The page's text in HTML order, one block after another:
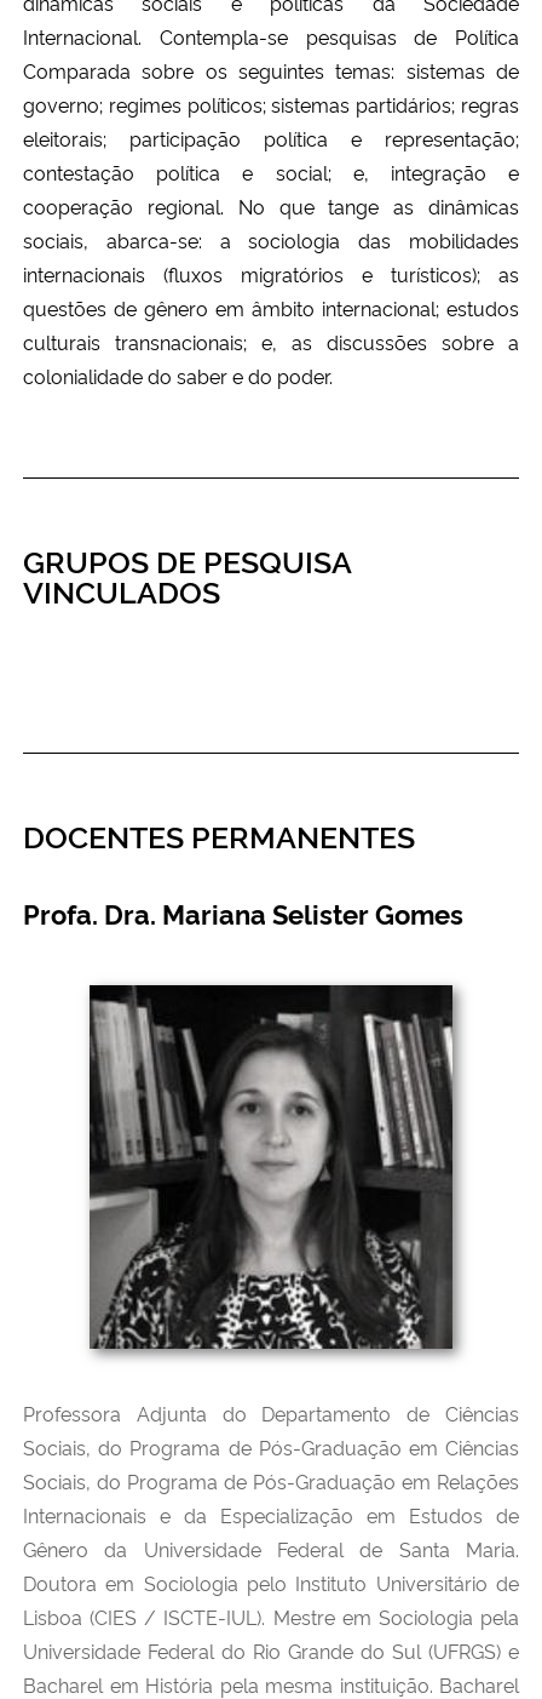
Ministério da Saúde
Ministério de Minas e Energia
Ministério da Ciência, Tecnologia, Inovações e Comunicações
Ministério do Meio Ambiente
Ministério do Turismo
Secretaria-Geral
Banco Central do Brasil
Planalto
Internacional. Contempla-se pesquisas de Política
Comparada sobre os seguintes temas: sistemas de
governo; regimes políticos; sistemas partidários; regras
eleitorais; participação política e representação;
contestação política e social; e, integração e
cooperação regional. No que tange as dinâmicas
sociais, abarca-se: a sociologia das mobilidades
internacionais (fluxos migratórios e turísticos); as
questões de gênero em âmbito internacional; estudos
culturais transnacionais; e, as discussões sobre a
colonialidade do saber e do poder.
GRUPOS DE PESQUISA
VINCULADOS
DOCENTES PERMANENTES
Profa. Dra. Mariana Selister Gomes
Professora Adjunta do Departamento de Ciências
Sociais, do Programa de Pós-Graduação em Ciências
Sociais, do Programa de Pós-Graduação em Relações
Internacionais e da Especialização em Estudos de
Gênero da Universidade Federal de Santa Maria.
Doutora em Sociologia pelo Instituto Universitário de
Lisboa (CIES / ISCTE-IUL). Mestre em Sociologia pela
Universidade Federal do Rio Grande do Sul (UFRGS) e
Bacharel em História pela mesma instituição. Bacharel